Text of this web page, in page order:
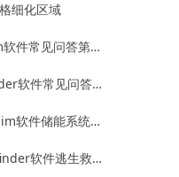
细化区域
烟气流动分析软件PyroSim软件常见问答第一期
人员疏散模拟软件Pathfinder软件常见问答第一期
研讨会回放第七期：PyroSim软件储能系统仿真模拟
研讨会回放第六期：Pathfinder软件逃生救援模拟